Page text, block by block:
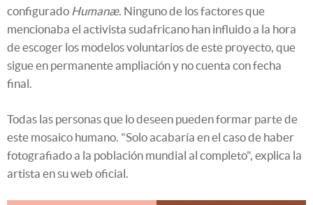
configurado Humanæ. Ninguno de los factores que
mencionaba el activista sudafricano han influido a la hora
de escoger los modelos voluntarios de este proyecto, que
sigue en permanente ampliación y no cuenta con fecha
final.
Todas las personas que lo deseen pueden formar parte de
este mosaico humano. "Solo acabaría en el caso de haber
fotografiado a la población mundial al completo", explica la
artista en su web oficial.